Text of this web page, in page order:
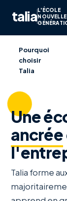
taliaL'ÉCOLE
NOUVELLE
Pourquoi
choisir
Talia
Une
ancrée
Talia forme